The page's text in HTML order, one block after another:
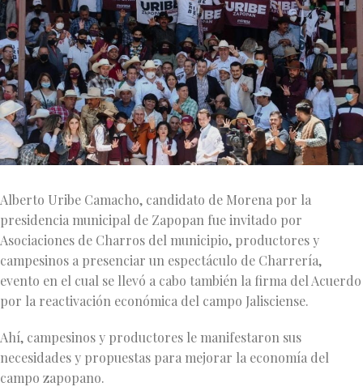
Alberto Uribe Camacho, candidato de Morena por la
presidencia municipal de Zapopan fue invitado por
Asociaciones de Charros del municipio, productores y
campesinos a presenciar un espectáculo de Charrería,
evento en el cual se llevó a cabo también la firma del Acuerdo
por la reactivación económica del campo Jalisciense.
Ahí, campesinos y productores le manifestaron sus
necesidades y propuestas para mejorar la economía del
campo zapopano.